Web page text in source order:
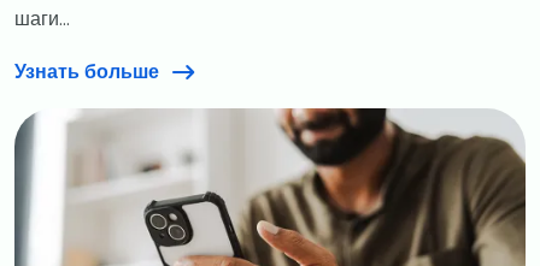
шаги...
Узнать больше
Image